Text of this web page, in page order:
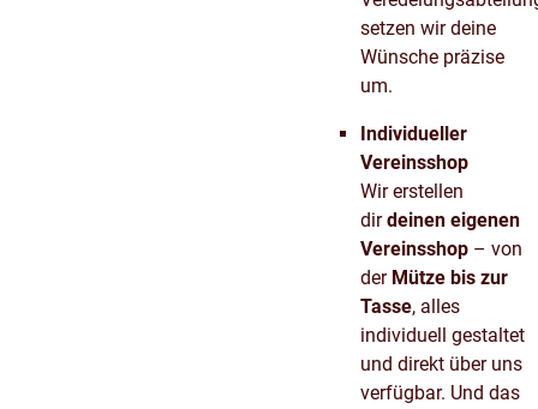
setzen wir deine
Wünsche präzise
um.
Individueller
Vereinsshop
Wir erstellen
dir deinen eigenen
Vereinsshop – von
der Mütze bis zur
Tasse, alles
individuell gestaltet
und direkt über uns
verfügbar. Und das